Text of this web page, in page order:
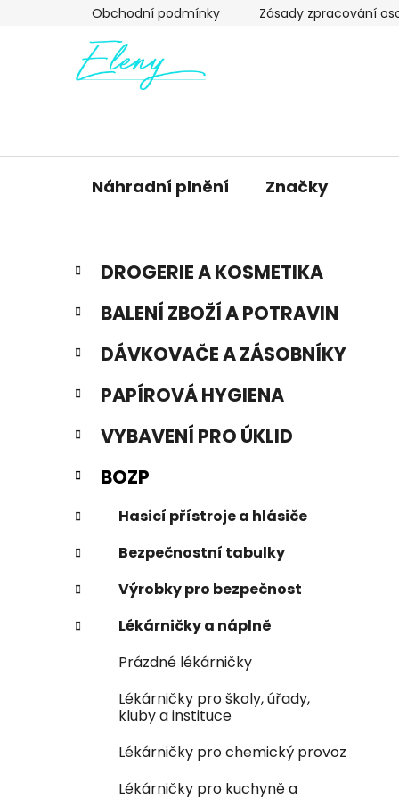
Obchodní podmínky Zásady zpracování
Náhradní plnění Značky
P
s
r
n
n
í
p
n
l
Přeskočit
kategorie
K
a
e
o
i
DROGERIE A KOSMETIKA
BALENÍ ZBOŽÍ A POTRAVIN
DÁVKOVAČE A ZÁSOBNÍKY
PAPÍROVÁ HYGIENA
VYBAVENÍ PRO ÚKLID
BOZP
Hasicí přístroje a hlásiče
Bezpečnostní tabulky
Výrobky pro bezpečnost
Lékárničky a náplně
Prázdné lékárničky
Lékárničky pro školy, úřady,
kluby a instituce
Lékárničky pro chemický provoz
Lékárničky pro kuchyně a